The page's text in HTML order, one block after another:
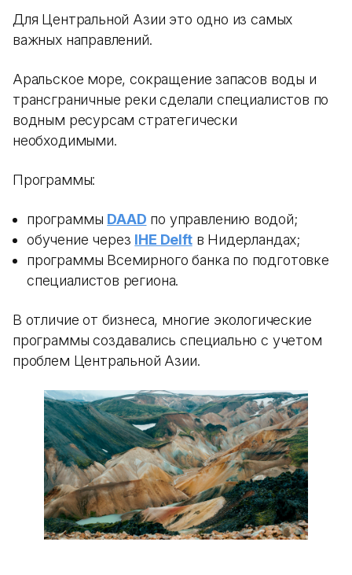
Для Центральной Азии это одно из самых
важных направлений.
Аральское море, сокращение запасов воды и
трансграничные реки сделали специалистов по
водным ресурсам стратегически
необходимыми.
Программы:
программы DAAD по управлению водой;
обучение через IHE Delftв Нидерландах;
программы Всемирного банка по подготовке
специалистов региона.
В отличие от бизнеса, многие экологические
программы создавались специально с учетом
проблем Центральной Азии.